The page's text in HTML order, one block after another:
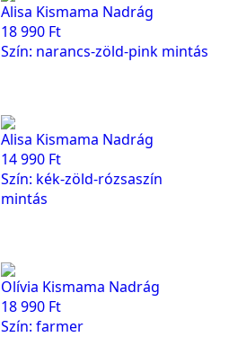
Alisa Kismama Nadrág
18 990 Ft
Szín: narancs-zöld-pink mintás
Alisa Kismama Nadrág
14 990 Ft
Szín: kék-zöld-rózsaszín
mintás
Olívia Kismama Nadrág
18 990 Ft
Szín: farmer